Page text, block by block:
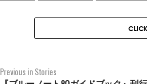
Previous in Stories